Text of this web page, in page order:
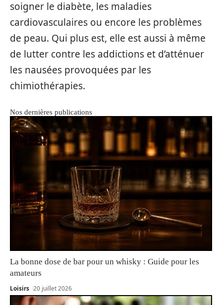
soigner le diabète, les maladies
cardiovasculaires ou encore les problèmes
de peau. Qui plus est, elle est aussi à même
de lutter contre les addictions et d’atténuer
les nausées provoquées par les
chimiothérapies.
Nos dernières publications
La bonne dose de bar pour un whisky : Guide pour les
amateurs
Loisirs 20 juillet 2026